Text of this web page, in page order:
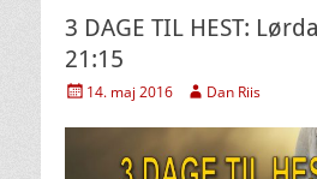
3 DAGE TIL HEST:
21:15
Udgivet
14. maj 2016 Forfatter
Dan Riis